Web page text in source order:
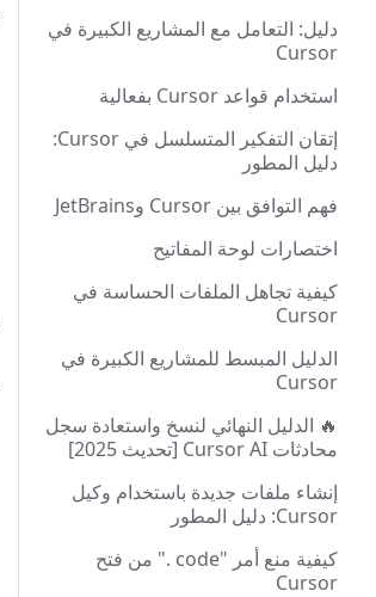
دليل: التعامل مع المشاريع الكبيرة في
Cursor
استخدام قواعد Cursor بفعالية
إتقان التفكير المتسلسل في Cursor:
دليل المطور
فهم التوافق بين Cursor وJetBrains
اختصارات لوحة المفاتيح
كيفية تجاهل الملفات الحساسة في
Cursor
الدليل المبسط للمشاريع الكبيرة في
Cursor
🔥 الدليل النهائي لنسخ واستعادة سجل
محادثات Cursor AI [تحديث 2025]
إنشاء ملفات جديدة باستخدام وكيل
Cursor: دليل المطور
كيفية منع أمر "code ." من فتح
Cursor